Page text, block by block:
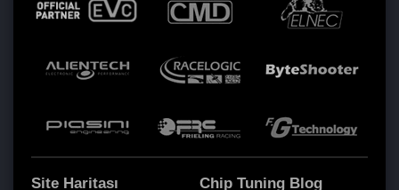
Site Haritası Chip Tuning Blog